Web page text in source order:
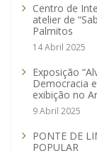
Centro de
atelier de
Palmitos
14 Abril 2025
Exposição
Democracia
exibição no
9 Abril 2025
PONTE DE
POPULAR